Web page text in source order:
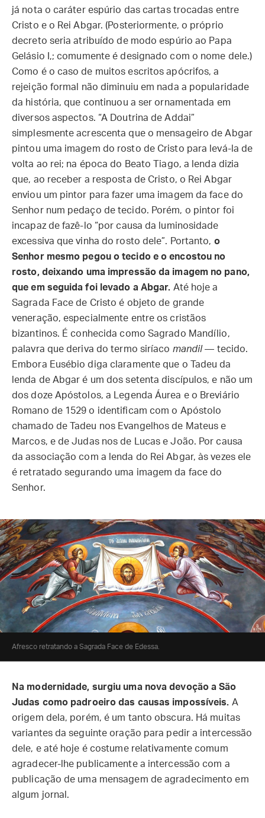
já nota o caráter espúrio das cartas trocadas entre
Cristo e o Rei Abgar. (Posteriormente, o próprio
decreto seria atribuído de modo espúrio ao Papa
Gelásio I,; comumente é designado com o nome dele.)
Como é o caso de muitos escritos apócrifos, a
rejeição formal não diminuiu em nada a popularidade
da história, que continuou a ser ornamentada em
diversos aspectos. “A Doutrina de Addai”
simplesmente acrescenta que o mensageiro de Abgar
pintou uma imagem do rosto de Cristo para levá-la de
volta ao rei; na época do Beato Tiago, a lenda dizia
que, ao receber a resposta de Cristo, o Rei Abgar
enviou um pintor para fazer uma imagem da face do
Senhor num pedaço de tecido. Porém, o pintor foi
incapaz de fazê-lo “por causa da luminosidade
excessiva que vinha do rosto dele”. Portanto, o
Senhor mesmo pegou o tecido e o encostou no
rosto, deixando uma impressão da imagem no pano,
que em seguida foi levado a Abgar. Até hoje a
Sagrada Face de Cristo é objeto de grande
veneração, especialmente entre os cristãos
bizantinos. É conhecida como Sagrado Mandílio,
palavra que deriva do termo siríaco mandil — tecido.
Embora Eusébio diga claramente que o Tadeu da
lenda de Abgar é um dos setenta discípulos, e não um
dos doze Apóstolos, a Legenda Áurea e o Breviário
Romano de 1529 o identificam com o Apóstolo
chamado de Tadeu nos Evangelhos de Mateus e
Marcos, e de Judas nos de Lucas e João. Por causa
da associação com a lenda do Rei Abgar, às vezes ele
é retratado segurando uma imagem da face do
Senhor.
Afresco retratando a Sagrada Face de Edessa.
Na modernidade, surgiu uma nova devoção a São
Judas como padroeiro das causas impossíveis. A
origem dela, porém, é um tanto obscura. Há muitas
variantes da seguinte oração para pedir a intercessão
dele, e até hoje é costume relativamente comum
agradecer-lhe publicamente a intercessão com a
publicação de uma mensagem de agradecimento em
algum jornal.